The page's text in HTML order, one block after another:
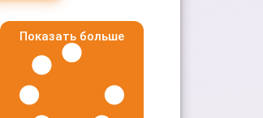
Показать больше